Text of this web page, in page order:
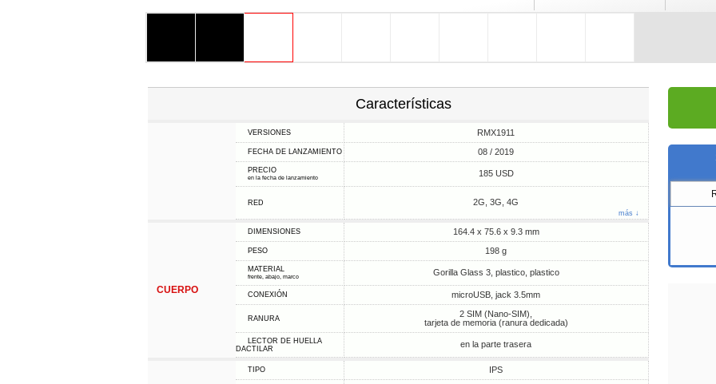
Características
VERSIONES RMX1911
FECHA DE LANZAMIENTO 08 / 2019
PRECIO
en la fecha de lanzamiento 185 USD
RED 2G, 3G, 4G
más ↓
CUERPO
DIMENSIONES 164.4 x 75.6 x 9.3 mm
PESO 198 g
MATERIAL
frente, abajo, marco Gorilla Glass 3, plastico, plastico
CONEXIÓN microUSB, jack 3.5mm
RANURA
2 SIM (Nano-SIM),
tarjeta de memoria (ranura dedicada)
LECTOR DE HUELLA
DACTILAR
en la parte trasera
TIPO IPS